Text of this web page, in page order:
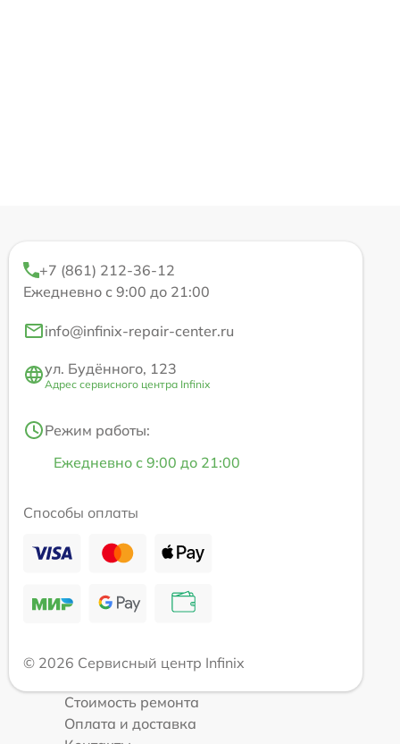
+7 (861) 212-36-12
Ежедневно с 9:00 до 21:00
info@infinix-repair-center.ru
ул. Будённого, 123
Адрес сервисного центра Infinix
Режим работы:
Ежедневно с 9:00 до 21:00
Способы оплаты
© 2026 Сервисный центр Infinix
Стоимость ремонта
Оплата и доставка